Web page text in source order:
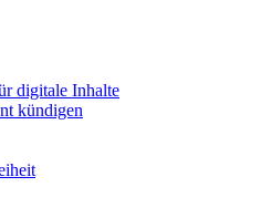
digitale Inhalte
kündigen